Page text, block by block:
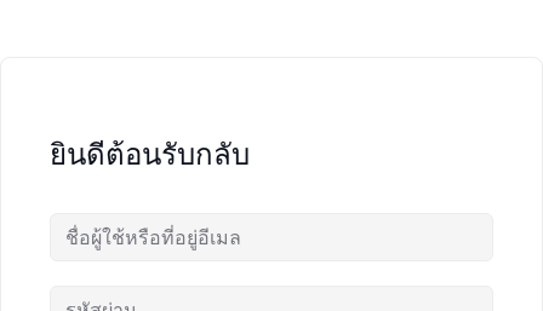
ยินดีต้อนรับกลับ